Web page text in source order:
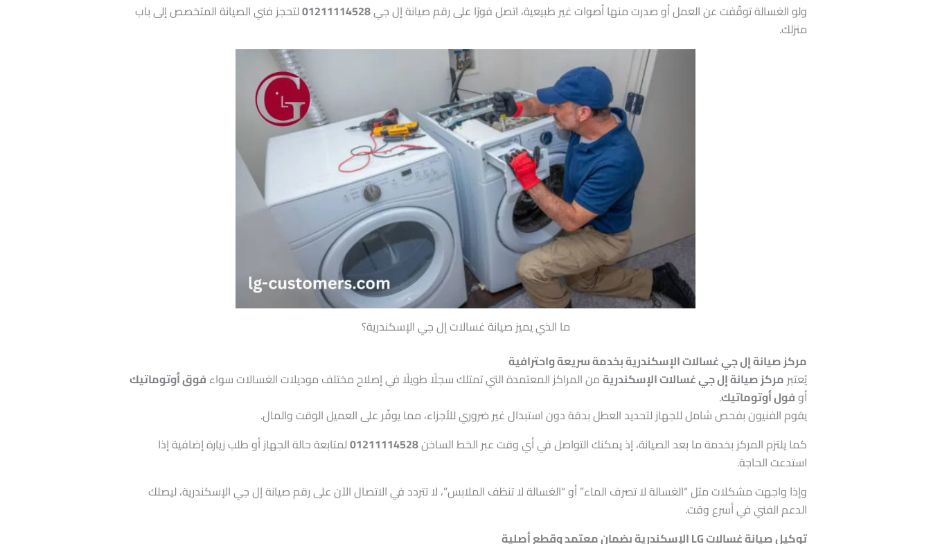
ولو الغسالة توقّفت عن العمل أو صدرت منها أصوات غير طبيعية، اتصل فورًا على رقم صيانة إل جي01211114528لتحجز فني الصيانة المتخصص إلى باب
منزلك.
ما الذي يميز صيانة غسالات إل جي الإسكندرية؟
مركز صيانة إل جي غسالات الإسكندرية بخدمة سريعة واحترافية
يُعتبر مركز صيانة إل جي غسالات الإسكندريةمن المراكز المعتمدة التي تمتلك سجلًا طويلًا في إصلاح مختلف موديلات الغسالات سواءفوق أوتوماتيك
أوفول أوتوماتيك.
يقوم الفنيون بفحص شامل للجهاز لتحديد العطل بدقة دون استبدال غير ضروري للأجزاء، مما يوفّر على العميل الوقت والمال.
كما يلتزم المركز بخدمة ما بعد الصيانة، إذ يمكنك التواصل في أي وقت عبر الخط الساخن01211114528لمتابعة حالة الجهاز أو طلب زيارة إضافية إذا
استدعت الحاجة.
وإذا واجهت مشكلات مثل “الغسالة لا تصرف الماء” أو “الغسالة لا تنظف الملابس”، لا تتردد في الاتصال الآن على رقم صيانة إل جي الإسكندرية، ليصلك
الدعم الفني في أسرع وقت.
توكيل صيانة غسالات LG الإسكندرية بضمان معتمد وقطع أصلية